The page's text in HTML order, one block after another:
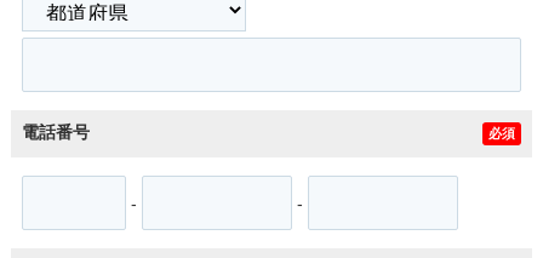
電話番号 必須
- -